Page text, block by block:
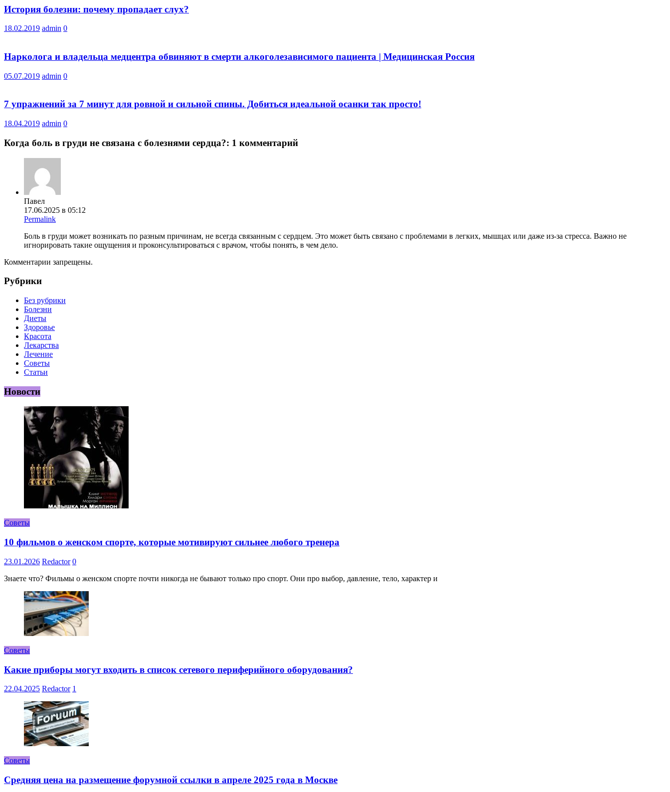
История болезни: почему пропадает слух?
18.02.2019 admin 0
Нарколога и владельца медцентра обвиняют в смерти алкоголезависимого пациента | Медицинская Россия
05.07.2019 admin 0
7 упражнений за 7 минут для ровной и сильной спины. Добиться идеальной осанки так просто!
18.04.2019 admin 0
Когда боль в груди не связана с болезнями сердца?: 1 комментарий
Павел
17.06.2025 в 05:12
Permalink
Боль в груди может возникать по разным причинам, не всегда связанным с сердцем. Это может быть связано с проблемами в легких, мышцах или даже из-за стресса. Важно не
игнорировать такие ощущения и проконсультироваться с врачом, чтобы понять, в чем дело.
Комментарии запрещены.
Рубрики
Без рубрики
Болезни
Диеты
Здоровье
Красота
Лекарства
Лечение
Советы
Статьи
Новости
Советы
10 фильмов о женском спорте, которые мотивируют сильнее любого тренера
23.01.2026 Redactor 0
Знаете что? Фильмы о женском спорте почти никогда не бывают только про спорт. Они про выбор, давление, тело, характер и
Советы
Какие приборы могут входить в список сетевого периферийного оборудования?
22.04.2025 Redactor 1
Советы
Средняя цена на размещение форумной ссылки в апреле 2025 года в Москве